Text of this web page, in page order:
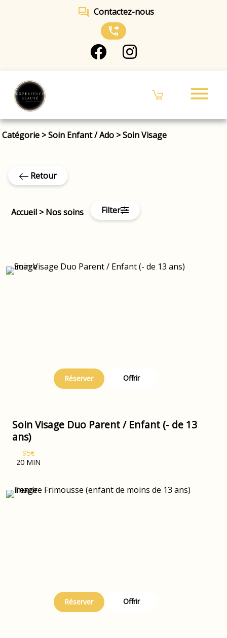
forum Contactez-nous
phone_forwarded
menu
Catégorie >Soin Enfant / Ado >Soin Visage
Retour
Accueil >Nos soins Filter
Réserver Offrir
Soin Visage Duo Parent / Enfant (- de 13
ans)
95€
20 MIN
Réserver Offrir